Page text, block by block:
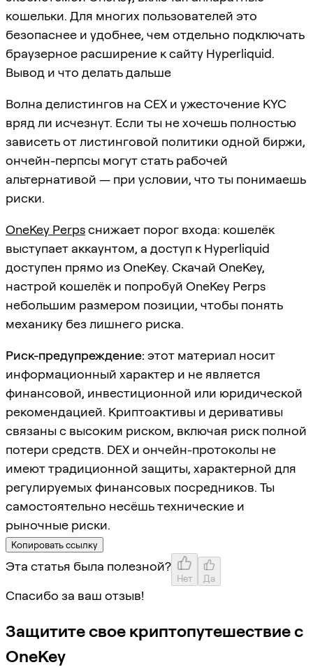
кошельки. Для многих пользователей это
безопаснее и удобнее, чем отдельно подключать
браузерное расширение к сайту Hyperliquid.
Вывод и что делать дальше
Волна делистингов на CEX и ужесточение KYC
вряд ли исчезнут. Если ты не хочешь полностью
зависеть от листинговой политики одной биржи,
ончейн-перпсы могут стать рабочей
альтернативой — при условии, что ты понимаешь
риски.
OneKey Perpsснижает порог входа: кошелёк
выступает аккаунтом, а доступ к Hyperliquid
доступен прямо из OneKey. Скачай OneKey,
настрой кошелёк и попробуй OneKey Perps
небольшим размером позиции, чтобы понять
механику без лишнего риска.
Риск-предупреждение: этот материал носит
информационный характер и не является
финансовой, инвестиционной или юридической
рекомендацией. Криптоактивы и деривативы
связаны с высоким риском, включая риск полной
потери средств. DEX и ончейн-протоколы не
имеют традиционной защиты, характерной для
регулируемых финансовых посредников. Ты
самостоятельно несёшь технические и
рыночные риски.
Копировать ссылку
Эта статья была полезной?
Нет Да
Спасибо за ваш отзыв!
Защитите свое криптопутешествие с
OneKey